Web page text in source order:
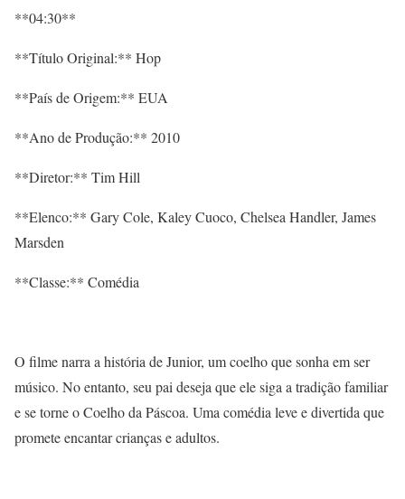
**04:30**
**Título Original:** Hop
**País de Origem:** EUA
**Ano de Produção:** 2010
**Diretor:** Tim Hill
**Elenco:** Gary Cole, Kaley Cuoco, Chelsea Handler, James
Marsden
**Classe:** Comédia
O filme narra a história de Junior, um coelho que sonha em ser
músico. No entanto, seu pai deseja que ele siga a tradição familiar
e se torne o Coelho da Páscoa. Uma comédia leve e divertida que
promete encantar crianças e adultos.